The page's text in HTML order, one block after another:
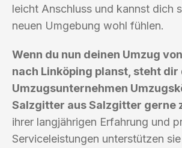
leicht Anschluss und kannst dich
neuen Umgebung wohl fühlen.
Wenn du nun deinen Umzug
nach Linköping planst, steht dir
Umzugsunternehmen
Salzgitter aus Salzgitter gerne
ihrer langjährigen Erfahrung und
Serviceleistungen unterstützen